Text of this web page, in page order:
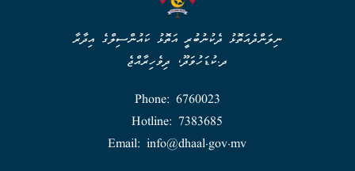
ނިލަންދެއަތޮޅު ދެކުނުބުރީ އަތޮޅު ކައުންސިލްގެ އިދާރާ
ދ.ކުޑަހުވަދޫ، ދިވެހިރާއްޖެ
Phone: 6760023
Hotline: 7383685
Email: info@dhaal.gov.mv